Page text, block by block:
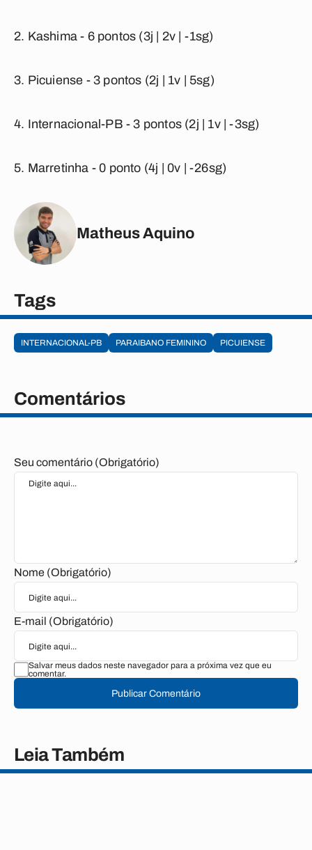
Kashima - 6 pontos (3j | 2v | -1sg)
Picuiense - 3 pontos (2j | 1v | 5sg)
Internacional-PB - 3 pontos (2j | 1v | -3sg)
Marretinha - 0 ponto (4j | 0v | -26sg)
Matheus Aquino
Tags
INTERNACIONAL-PB PARAIBANO FEMININO PICUIENSE
Comentários
Seu comentário (Obrigatório)
Nome (Obrigatório)
E-mail (Obrigatório)
Salvar meus dados neste navegador para a próxima vez que eu
comentar.
Publicar Comentário
Leia Também